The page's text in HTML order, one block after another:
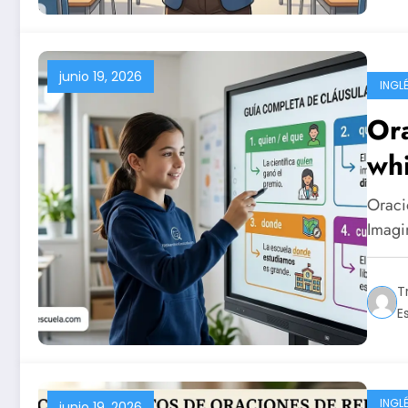
junio 19, 2026